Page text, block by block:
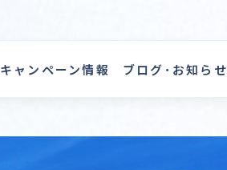
キャンペーン情報 ブログ･お知らせ